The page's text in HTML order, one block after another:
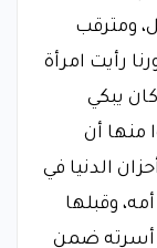
ومترقب
رأيت امرأة
يبكي
منها أن
الدنيا في
وقبلها
أسرته ضمن